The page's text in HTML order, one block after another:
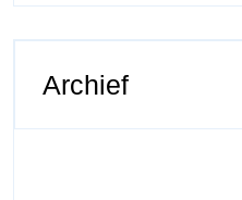
Archief